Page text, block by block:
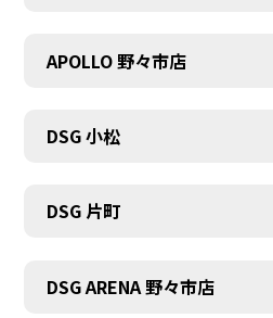
APOLLO 野々市店
DSG 小松
DSG 片町
DSG ARENA 野々市店